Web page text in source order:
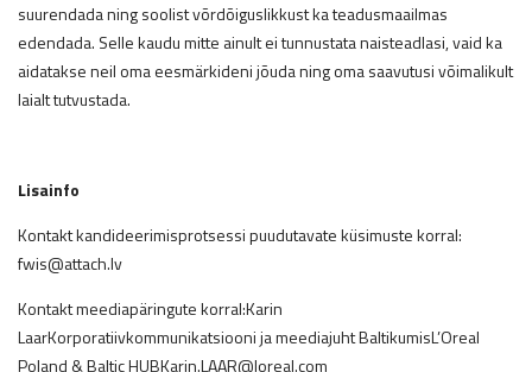
suurendada ning soolist võrdõiguslikkust ka teadusmaailmas
edendada. Selle kaudu mitte ainult ei tunnustata naisteadlasi, vaid ka
aidatakse neil oma eesmärkideni jõuda ning oma saavutusi võimalikult
laialt tutvustada.
Lisainfo
Kontakt kandideerimisprotsessi puudutavate küsimuste korral:
fwis@attach.lv
Kontakt meediapäringute korral:Karin
LaarKorporatiivkommunikatsiooni ja meediajuht BaltikumisL’Oreal
Poland & Baltic HUBKarin.LAAR@loreal.com